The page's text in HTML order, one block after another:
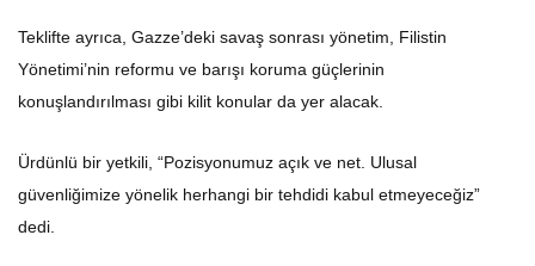
Teklifte ayrıca, Gazze’deki savaş sonrası yönetim, Filistin
Yönetimi’nin reformu ve barışı koruma güçlerinin
konuşlandırılması gibi kilit konular da yer alacak.
Ürdünlü bir yetkili, “Pozisyonumuz açık ve net. Ulusal
güvenliğimize yönelik herhangi bir tehdidi kabul etmeyeceğiz”
dedi.